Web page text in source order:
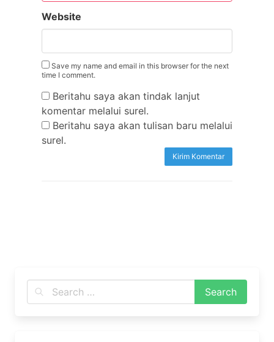
Website
Save my name and email in this browser for the next
time I comment.
Beritahu saya akan tindak lanjut
komentar melalui surel.
Beritahu saya akan tulisan baru melalui
surel.